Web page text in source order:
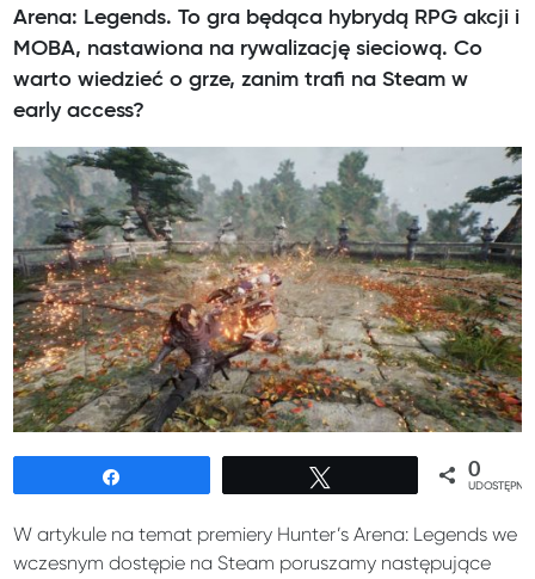
Arena: Legends. To gra będąca hybrydą RPG akcji i
MOBA, nastawiona na rywalizację sieciową. Co
warto wiedzieć o grze, zanim trafi na Steam w
early access?
0
W artykule na temat premiery Hunter’s Arena: Legends we
wczesnym dostępie na Steam poruszamy następujące